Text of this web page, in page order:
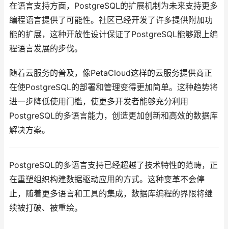
在语言支持方面，PostgreSQL的扩展机制为未来支持更多
编程语言提供了可能性。社区已经开发了许多提供附加功
能的扩展，这种开放性设计保证了PostgreSQL能够跟上编
程语言发展的步伐。
随着云服务的普及，像PetaCloud这样的云服务提供商正
在使PostgreSQL的部署和管理变得更加简单。这种趋势将
进一步降低使用门槛，使更多开发者能够充分利用
PostgreSQL的多语言能力，创造更加创新和高效的数据库
解决方案。
PostgreSQL的多语言支持已经超越了技术特性的范畴，正
在重塑组织构建数据驱动应用的方式。这种变革不会停
止，随着更多语言和工具的集成，数据库编程的界限将继
续被打破、被重绘。